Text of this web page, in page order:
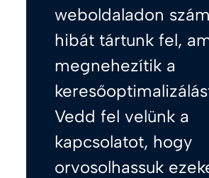
weboldaladon
hibát tártunk fel,
megnehezítik a
Vedd fel velünk a
kapcsolatot, hogy
orvosolhassuk